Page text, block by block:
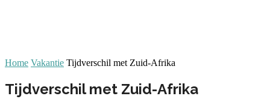
Home Vakantie Tijdverschil met Zuid-Afrika
Tijdverschil met Zuid-Afrika